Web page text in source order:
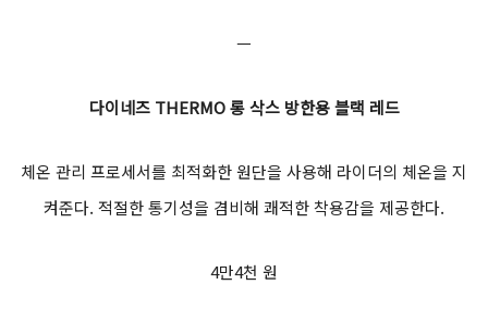
ㅡ
다이네즈 THERMO 롱 삭스 방한용 블랙 레드
체온 관리 프로세서를 최적화한 원단을 사용해 라이더의 체온을 지
켜준다. 적절한 통기성을 겸비해 쾌적한 착용감을 제공한다.
4만4천 원